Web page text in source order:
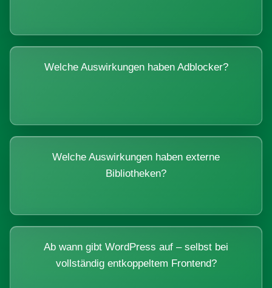
Welche Auswirkungen haben Adblocker?
Welche Auswirkungen haben externe
Bibliotheken?
Ab wann gibt WordPress auf – selbst bei
vollständig entkoppeltem Frontend?